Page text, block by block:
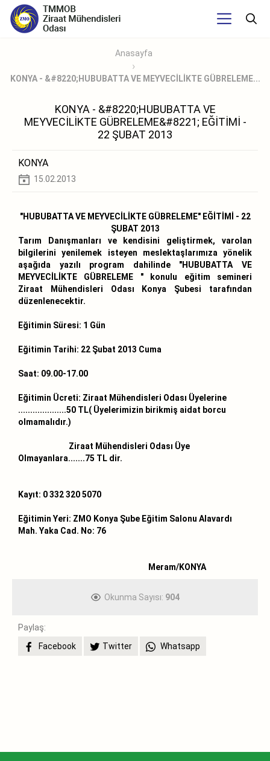
Anasayfa
KONYA - &#8220;HUBUBATTA VE MEYVECİLİKTE GÜBRELEME...
KONYA - &#8220;HUBUBATTA VE
MEYVECİLİKTE GÜBRELEME&#8221; EĞİTİMİ -
22 ŞUBAT 2013
KONYA
15.02.2013
"HUBUBATTA VE MEYVECİLİKTE GÜBRELEME" EĞİTİMİ - 22
ŞUBAT 2013
Tarım Danışmanları ve kendisini geliştirmek, varolan
bilgilerini yenilemek isteyen meslektaşlarımıza yönelik
aşağıda yazılı program dahilinde "HUBUBATTA VE
MEYVECİLİKTE GÜBRELEME " konulu eğitim semineri
Ziraat Mühendisleri Odası Konya Şubesi tarafından
düzenlenecektir.
Eğitimin Süresi: 1 Gün
Eğitimin Tarihi: 22 Şubat 2013 Cuma
Saat: 09.00-17.00
Eğitimin Ücreti: Ziraat Mühendisleri Odası Üyelerine
....................50 TL( Üyelerimizin birikmiş aidat borcu
olmamalıdır.)
Ziraat Mühendisleri Odası Üye
Olmayanlara.......75 TL dir.
Kayıt: 0 332 320 5070
Eğitimin Yeri: ZMO Konya Şube Eğitim Salonu Alavardı
Mah. Yaka Cad. No: 76
Meram/KONYA
Okunma Sayısı: 904
Paylaş:
Facebook
Twitter Whatsapp